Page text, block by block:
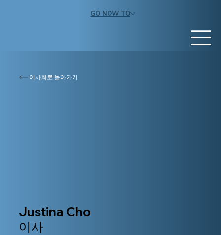
GO NOW TO
이사회로 돌아가기
Justina Cho
이사